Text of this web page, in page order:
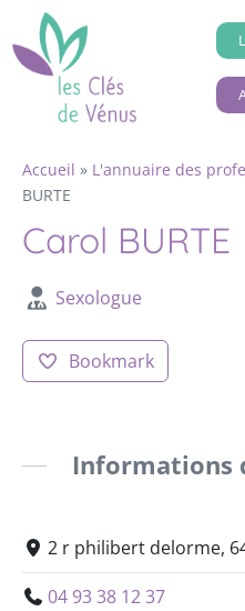
Accueil » L'annuaire des
BURTE
Carol BURTE
Sexologue
Bookmark
Informations
2 r philibert delorme,
04 93 38 12 37